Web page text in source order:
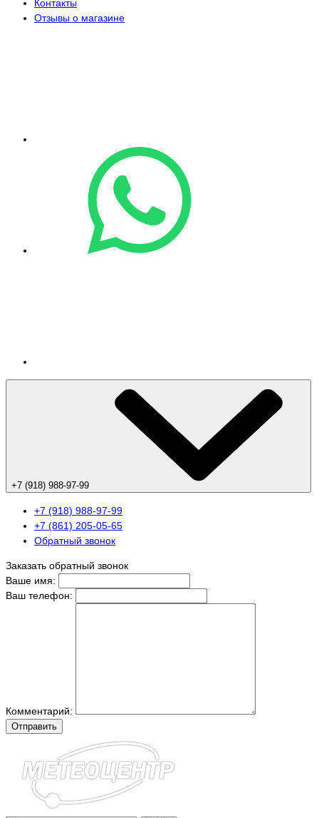
Контакты
Отзывы о магазине
+7 (918) 988-97-99
+7 (918) 988-97-99
+7 (861) 205-05-65
Обратный звонок
Заказать обратный звонок
Ваше имя:
Ваш телефон:
Комментарий:
Отправить